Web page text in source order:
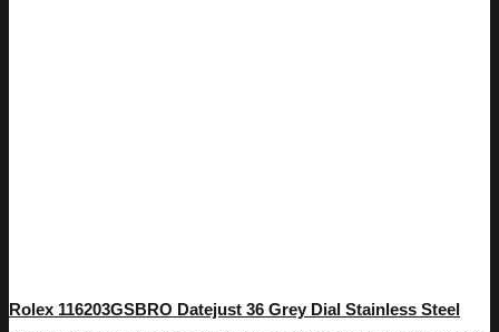
Rolex 116203GSBRO Datejust 36 Grey Dial Stainless Steel